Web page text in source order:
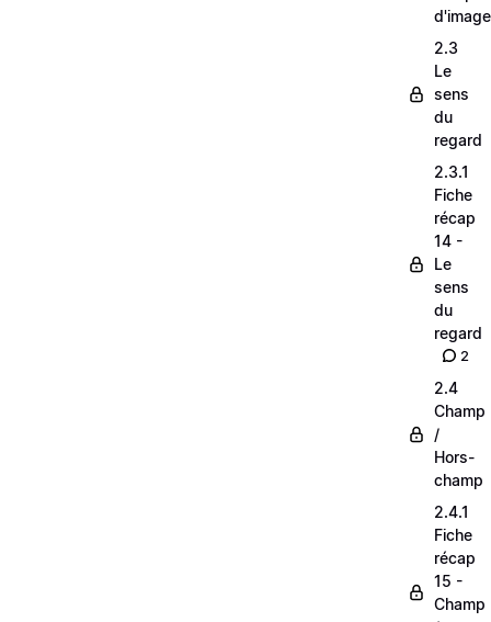
d'image
2.3
Le
sens
du
regard
2.3.1
Fiche
récap
14 -
Le
sens
du
regard
2
2.4
Champ
/
Hors-
champ
2.4.1
Fiche
récap
15 -
Champ